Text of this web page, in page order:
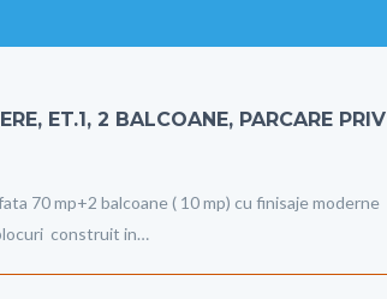
ET.1, 2 BALCOANE, PARCARE PRIV
70 mp+2 balcoane ( 10 mp) cu finisaje moderne
construit in…